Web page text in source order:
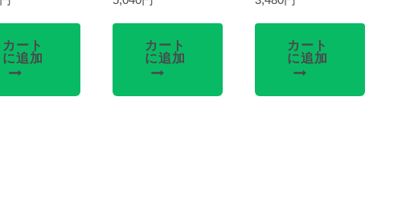
カート
に追加
カート
に追加
カート
に追加